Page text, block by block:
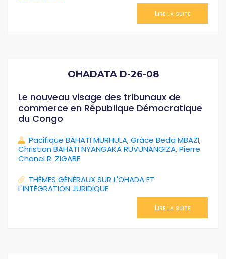
Lire la suite
OHADATA D-26-08
Le nouveau visage des tribunaux de
commerce en République Démocratique
du Congo
Pacifique BAHATI MURHULA,Grâce Beda MBAZI,
Christian BAHATI NYANGAKA RUVUNANGIZA,Pierre
Chanel R. ZIGABE
THÈMES GÉNÉRAUX SUR L'OHADA ET
L'INTÉGRATION JURIDIQUE
Lire la suite